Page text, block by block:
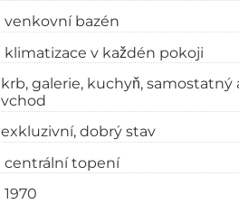
venkovní bazén
klimatizace v každén pokoji
krb galerie kuchyň samostatný
vchod
exkluzivní dobrý stav
centrální topení
1970